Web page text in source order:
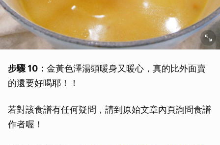
步驟 10： 金黃色澤湯頭暖身又暖心，真的比外面賣
的還要好喝耶！！
若對該食譜有任何疑問，請到原始文章內頁詢問食譜
作者喔！
取消